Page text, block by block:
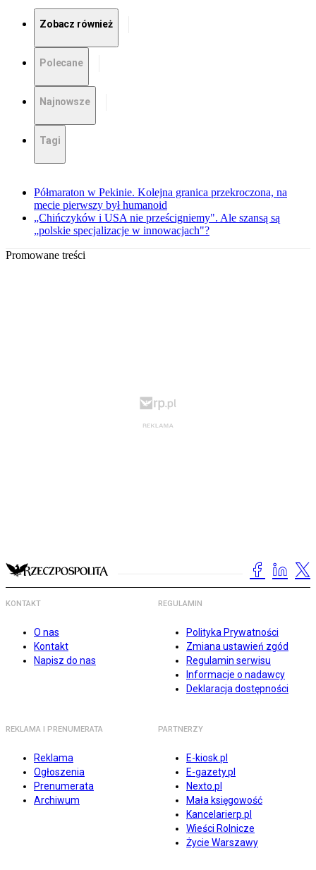
Zobacz również
Polecane
Najnowsze
Tagi
Półmaraton w Pekinie. Kolejna granica przekroczona, na
mecie pierwszy był humanoid
„Chińczyków i USA nie prześcigniemy". Ale szansą są
„polskie specjalizacje w innowacjach"?
Promowane treści
KONTAKT
O nas
Kontakt
Napisz do nas
REGULAMIN
Polityka Prywatności
Zmiana ustawień zgód
Regulamin serwisu
Informacje o nadawcy
Deklaracja dostępności
REKLAMA I PRENUMERATA
Reklama
Ogłoszenia
Prenumerata
Archiwum
PARTNERZY
E-kiosk.pl
E-gazety.pl
Nexto.pl
Mała księgowość
Kancelarierp.pl
Wieści Rolnicze
Życie Warszawy